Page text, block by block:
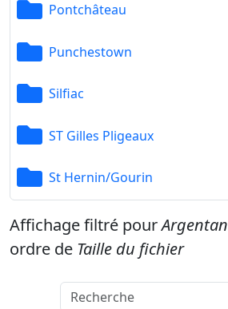
Pontchâteau
Punchestown
Silfiac
ST Gilles Pligeaux
St Hernin/Gourin
Affichage filtré pourArgentan
ordre de Taille du fichier